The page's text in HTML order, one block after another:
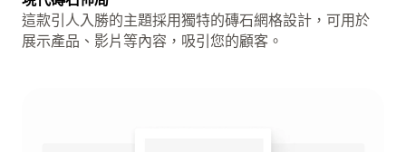
這款引人入勝的主題採用獨特的磚石網格設計，可用於
展示產品、影片等內容，吸引您的顧客。